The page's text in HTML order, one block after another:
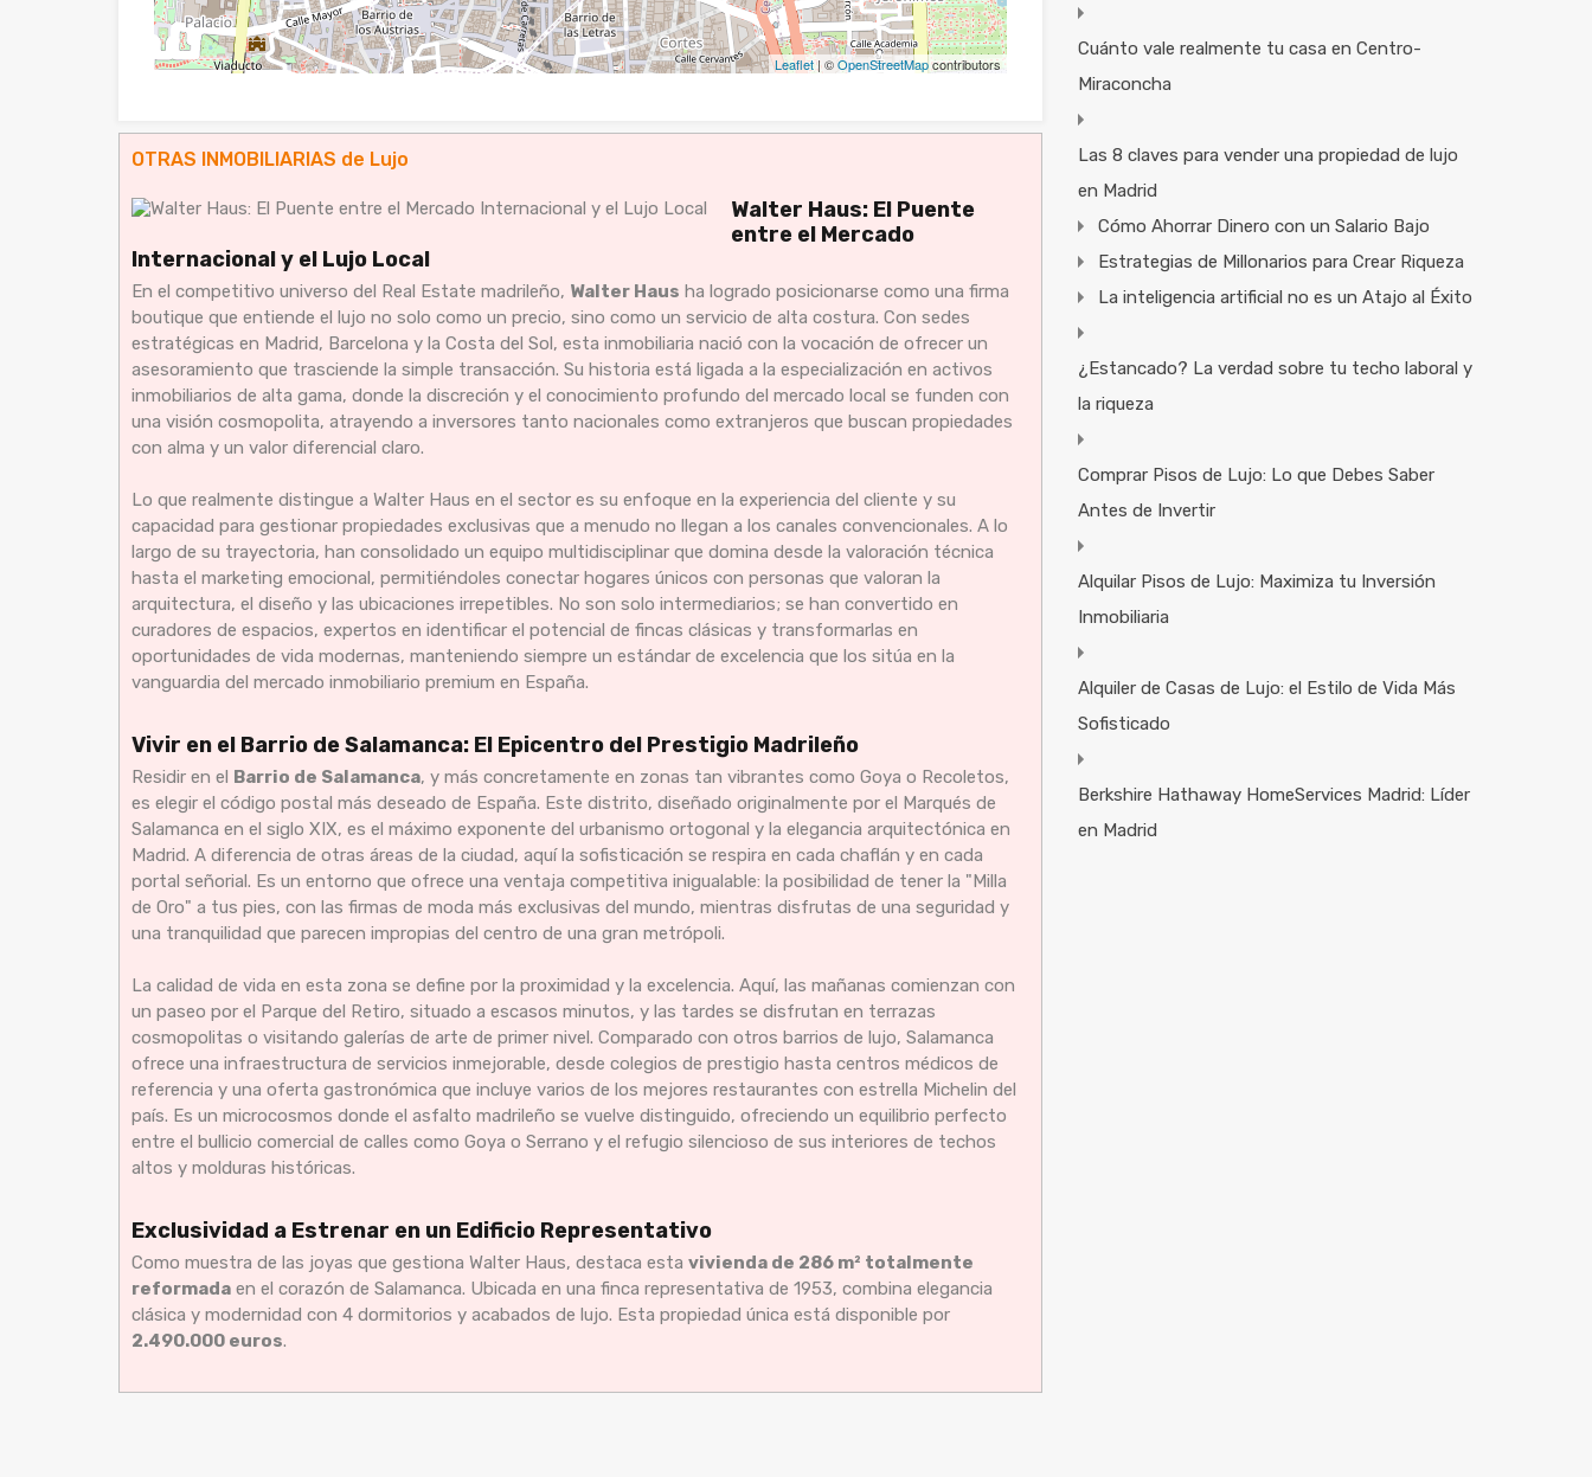
Leaflet| ©OpenStreetMapcontributors
OTRAS INMOBILIARIAS de Lujo
Walter Haus: El Puente
entre el Mercado
Internacional y el Lujo Local
En el competitivo universo del Real Estate madrileño, Walter Haus ha logrado posicionarse como una firma
boutique que entiende el lujo no solo como un precio, sino como un servicio de alta costura. Con sedes
estratégicas en Madrid, Barcelona y la Costa del Sol, esta inmobiliaria nació con la vocación de ofrecer un
asesoramiento que trasciende la simple transacción. Su historia está ligada a la especialización en activos
inmobiliarios de alta gama, donde la discreción y el conocimiento profundo del mercado local se funden con
una visión cosmopolita, atrayendo a inversores tanto nacionales como extranjeros que buscan propiedades
con alma y un valor diferencial claro.
Lo que realmente distingue a Walter Haus en el sector es su enfoque en la experiencia del cliente y su
capacidad para gestionar propiedades exclusivas que a menudo no llegan a los canales convencionales. A lo
largo de su trayectoria, han consolidado un equipo multidisciplinar que domina desde la valoración técnica
hasta el marketing emocional, permitiéndoles conectar hogares únicos con personas que valoran la
arquitectura, el diseño y las ubicaciones irrepetibles. No son solo intermediarios; se han convertido en
curadores de espacios, expertos en identificar el potencial de fincas clásicas y transformarlas en
oportunidades de vida modernas, manteniendo siempre un estándar de excelencia que los sitúa en la
vanguardia del mercado inmobiliario premium en España.
Vivir en el Barrio de Salamanca: El Epicentro del Prestigio Madrileño
Residir en el Barrio de Salamanca, y más concretamente en zonas tan vibrantes como Goya o Recoletos,
es elegir el código postal más deseado de España. Este distrito, diseñado originalmente por el Marqués de
Salamanca en el siglo XIX, es el máximo exponente del urbanismo ortogonal y la elegancia arquitectónica en
Madrid. A diferencia de otras áreas de la ciudad, aquí la sofisticación se respira en cada chaflán y en cada
portal señorial. Es un entorno que ofrece una ventaja competitiva inigualable: la posibilidad de tener la "Milla
de Oro" a tus pies, con las firmas de moda más exclusivas del mundo, mientras disfrutas de una seguridad y
una tranquilidad que parecen impropias del centro de una gran metrópoli.
La calidad de vida en esta zona se define por la proximidad y la excelencia. Aquí, las mañanas comienzan con
un paseo por el Parque del Retiro, situado a escasos minutos, y las tardes se disfrutan en terrazas
cosmopolitas o visitando galerías de arte de primer nivel. Comparado con otros barrios de lujo, Salamanca
ofrece una infraestructura de servicios inmejorable, desde colegios de prestigio hasta centros médicos de
referencia y una oferta gastronómica que incluye varios de los mejores restaurantes con estrella Michelin del
país. Es un microcosmos donde el asfalto madrileño se vuelve distinguido, ofreciendo un equilibrio perfecto
entre el bullicio comercial de calles como Goya o Serrano y el refugio silencioso de sus interiores de techos
altos y molduras históricas.
Exclusividad a Estrenar en un Edificio Representativo
Como muestra de las joyas que gestiona Walter Haus, destaca esta vivienda de 286 m² totalmente
reformada en el corazón de Salamanca. Ubicada en una finca representativa de 1953, combina elegancia
clásica y modernidad con 4 dormitorios y acabados de lujo. Esta propiedad única está disponible por
2.490.000 euros.
Cuánto vale realmente tu casa en Centro-
Miraconcha
Las 8 claves para vender una propiedad de lujo
en Madrid
Cómo Ahorrar Dinero con un Salario Bajo
Estrategias de Millonarios para Crear Riqueza
La inteligencia artificial no es un Atajo al Éxito
¿Estancado? La verdad sobre tu techo laboral y
la riqueza
Comprar Pisos de Lujo: Lo que Debes Saber
Antes de Invertir
Alquilar Pisos de Lujo: Maximiza tu Inversión
Inmobiliaria
Alquiler de Casas de Lujo: el Estilo de Vida Más
Sofisticado
Berkshire Hathaway HomeServices Madrid: Líder
en Madrid